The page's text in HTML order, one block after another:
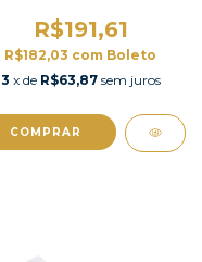
R$191,61
R$182,03 com Boleto
3 x de R$63,87 sem juros
COMPRAR